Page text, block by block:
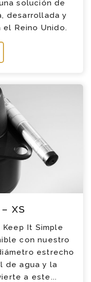
solución de
desarrollada y
el Reino Unido.
XS
It Simple
con nuestro
estrecho
de agua y la
a este...